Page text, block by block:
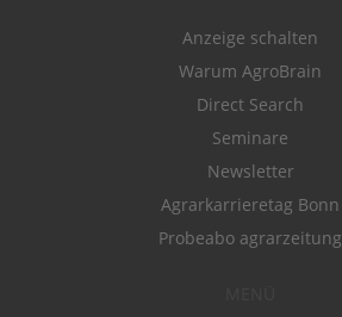
Anzeige schalten
Warum AgroBrain
Direct Search
Seminare
Newsletter
Agrarkarrieretag Bonn
Probeabo agrarzeitung